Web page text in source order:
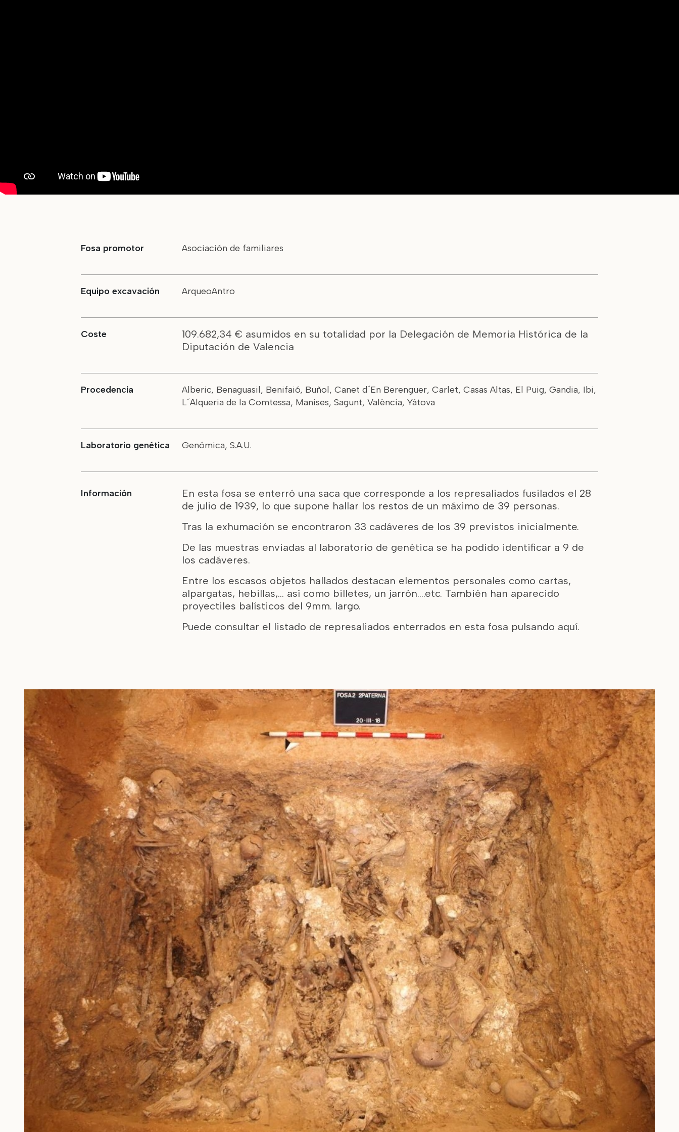
Fosa promotor Asociación de familiares
Equipo excavación ArqueoAntro
Coste
109.682,34 € asumidos en su totalidad por la Delegación de Memoria Histórica de la
Diputación de Valencia
Procedencia
Alberic, Benaguasil, Benifaió, Buñol, Canet d´En Berenguer, Carlet, Casas Altas, El Puig, Gandia, Ibi,
L´Alqueria de la Comtessa, Manises, Sagunt, València, Yátova
Laboratorio genética Genómica, S.A.U.
Información
En esta fosa se enterró una saca que corresponde a los represaliados fusilados el 28
de julio de 1939, lo que supone hallar los restos de un máximo de 39 personas.
Tras la exhumación se encontraron 33 cadáveres de los 39 previstos inicialmente.
De las muestras enviadas al laboratorio de genética se ha podido identificar a 9 de
los cadáveres.
Entre los escasos objetos hallados destacan elementos personales como cartas,
alpargatas, hebillas,… así como billetes, un jarrón….etc. También han aparecido
proyectiles balísticos del 9mm. largo.
Puede consultar el listado de represaliados enterrados en esta fosa pulsando aquí.